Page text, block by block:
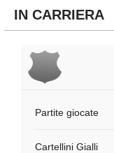
IN CARRIERA
Partite giocate
Cartellini Gialli